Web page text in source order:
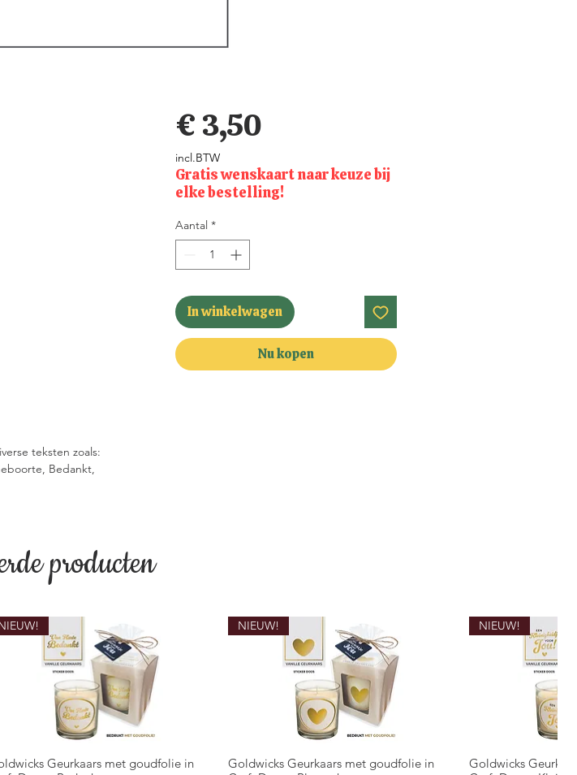
teksten zoals:
Bedankt,
€ 3,50Prijs
incl.BTW
Gratis wenskaart naar keuze bij
elke bestelling!
Aantal *
In winkelwagen
Nu kopen
producten
Snel overzicht
Geurkaars met goudfolie in
Snel overzicht
NIEUW!
Goldwicks Geurkaars met goudfolie in
Snel
NIEUW!
Goldwicks